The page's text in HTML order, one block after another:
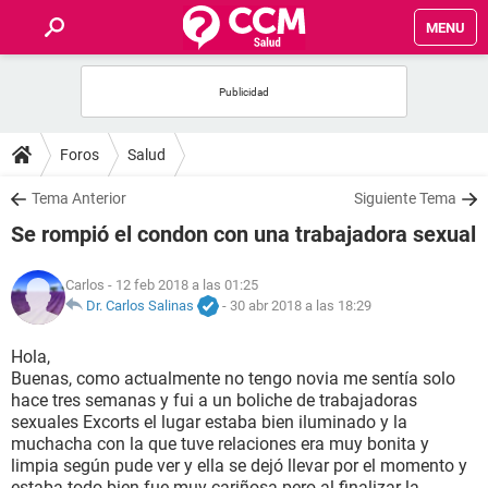
MENU
FOROS
SALUD
NUTRICIÓN
BIENESTAR
SEXUALIDAD
GLOSARIO
Foros Salud
Tema Anterior Siguiente Tema
Se rompió el condon con una trabajadora sexual
Carlos - 12 feb 2018 a las 01:25
Dr. Carlos Salinas
- 30 abr 2018 a las 18:29
Hola,
Buenas, como actualmente no tengo novia me sentía solo
hace tres semanas y fui a un boliche de trabajadoras
sexuales Excorts el lugar estaba bien iluminado y la
muchacha con la que tuve relaciones era muy bonita y
limpia según pude ver y ella se dejó llevar por el momento y